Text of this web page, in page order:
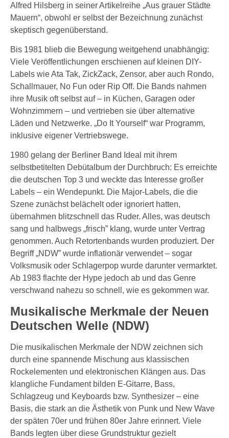
Alfred Hilsberg in seiner Artikelreihe „Aus grauer Städte
Mauern“, obwohl er selbst der Bezeichnung zunächst
skeptisch gegenüberstand.
Bis 1981 blieb die Bewegung weitgehend unabhängig:
Viele Veröffentlichungen erschienen auf kleinen DIY-
Labels wie Ata Tak, ZickZack, Zensor, aber auch Rondo,
Schallmauer, No Fun oder Rip Off. Die Bands nahmen
ihre Musik oft selbst auf – in Küchen, Garagen oder
Wohnzimmern – und vertrieben sie über alternative
Läden und Netzwerke. „Do It Yourself“ war Programm,
inklusive eigener Vertriebswege.
1980 gelang der Berliner Band Ideal mit ihrem
selbstbetitelten Debütalbum der Durchbruch: Es erreichte
die deutschen Top 3 und weckte das Interesse großer
Labels – ein Wendepunkt. Die Major-Labels, die die
Szene zunächst belächelt oder ignoriert hatten,
übernahmen blitzschnell das Ruder. Alles, was deutsch
sang und halbwegs „frisch” klang, wurde unter Vertrag
genommen. Auch Retortenbands wurden produziert. Der
Begriff „NDW” wurde inflationär verwendet – sogar
Volksmusik oder Schlagerpop wurde darunter vermarktet.
Ab 1983 flachte der Hype jedoch ab und das Genre
verschwand nahezu so schnell, wie es gekommen war.
Musikalische Merkmale der Neuen
Deutschen Welle (NDW)
Die musikalischen Merkmale der NDW zeichnen sich
durch eine spannende Mischung aus klassischen
Rockelementen und elektronischen Klängen aus. Das
klangliche Fundament bilden E-Gitarre, Bass,
Schlagzeug und Keyboards bzw. Synthesizer – eine
Basis, die stark an die Ästhetik von Punk und New Wave
der späten 70er und frühen 80er Jahre erinnert. Viele
Bands legten über diese Grundstruktur gezielt